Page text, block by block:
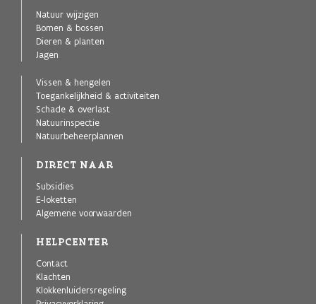
Natuur wijzigen
Bomen & bossen
Dieren & planten
Jagen
Vissen & hengelen
Toegankelijkheid & activiteiten
Schade & overlast
Natuurinspectie
Natuurbeheerplannen
DIRECT NAAR
Subsidies
E-loketten
Algemene voorwaarden
HELPCENTER
Contact
Klachten
Klokkenluidersregeling